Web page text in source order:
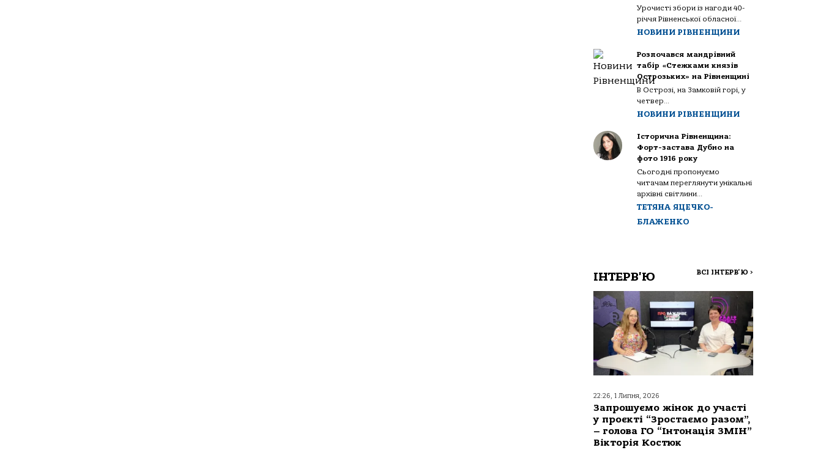
Урочисті збори із нагоди 40-
річчя Рівненської обласної...
НОВИНИ РІВНЕНЩИНИ
Розпочався мандрівний
табір «Стежками князів
Острозьких» на Рівненщині
В Острозі, на Замковій горі, у
четвер...
НОВИНИ РІВНЕНЩИНИ
Історична Рівненщина:
Форт-застава Дубно на
фото 1916 року
Сьогодні пропонуємо
читачам переглянути унікальні
архівні світлини...
ТЕТЯНА ЯЦЕЧКО-
БЛАЖЕНКО
ІНТЕРВ'Ю ВСІ ІНТЕРВ'Ю >
22:26, 1 Липня, 2026
Запрошуємо жінок до участі
у проєкті “Зростаємо разом”,
– голова ГО “Інтонація ЗМІН”
Вікторія Костюк